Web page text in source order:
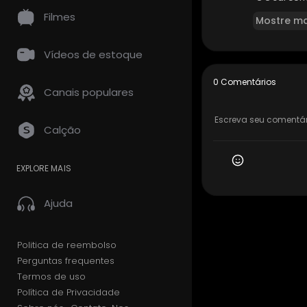
Filmes
Vídeos de estoque
Canais populares
Calção
EXPLORE MAIS
Ajuda
Politica de reembolso
Perguntas frequentes
Termos de uso
Política de Privacidade
Mostre
0 Comentários